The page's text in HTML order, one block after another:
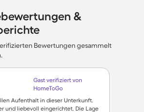
&
Bewertungen gesammelt
Gast verifiziert von
HomeToGo
Aufenthalt in dieser Unterkunft.
und liebevoll eingerichtet. Die Lage